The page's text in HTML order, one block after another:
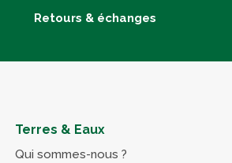
Retours & échanges
Terres & Eaux
Qui sommes-nous ?